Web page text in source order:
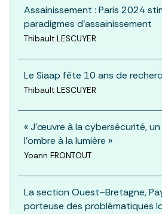
Assainissement : Paris 2024
paradigmes d’assainissement
Thibault LESCUYER
Le Siaap fête 10 ans de
Thibault LESCUYER
« J'œuvre à la cybersécurité,
l'ombre à la lumière »
Yoann FRONTOUT
La section Ouest–Bretagne,
porteuse des problématiques